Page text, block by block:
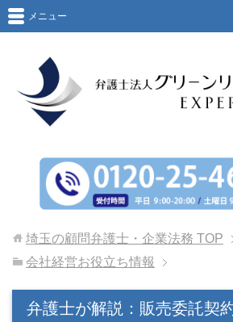
メニュー
埼玉の顧問弁護士・企業法務 TOP
会社経営お役立ち情報
弁護士が解説：販売委託契